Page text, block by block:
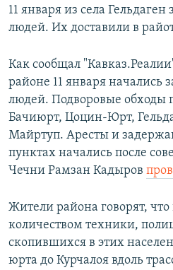
11 января из села
людей. Их доставили в
Как сообщал
районе 11 января начались
людей. Подворовые обходы
Бачиюрт, Цоцин-Юрт,
Майртуп. Аресты и
пунктах начались после
Чечни Рамзан Кадыров
Жители района говорят,
количеством техники,
скопившихся в этих
юрта до Курчалоя вдоль